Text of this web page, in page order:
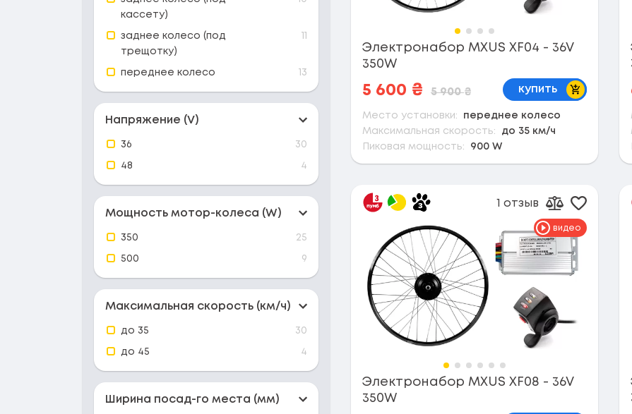
кассету)
заднее колесо (под
трещотку)
переднее колесо 13
Напряжение (V)
36 30
48 4
Мощность мотор-колеса (W)
350 25
500 9
Максимальная скорость (км/ч)
до 35 30
до 45 4
Ширина посад-го места (мм)
Электронабор MXUS XF04 - 36V
350W
5 600 ₴ 5 900₴ купить В корзину
Место установки:
переднее колесо
Максимальная скорость:
до 35 км/ч
Пиковая мощность:
900 W
Электронабор MXUS XF08 - 36V
350W
видео
1 отзыв
Добавить к